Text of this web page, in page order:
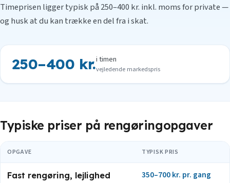
Timeprisen ligger typisk på 250–400 kr. inkl. moms for private —
og husk at du kan trække en del fra i skat.
250–400 kr.i timen
vejledende markedspris
Typiske priser på rengøringopgaver
OPGAVE TYPISK PRIS
Fast rengøring, lejlighed
350–700 kr. pr. gang